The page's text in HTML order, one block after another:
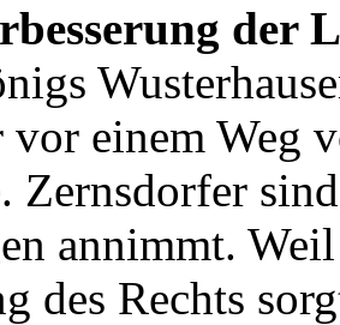
der
einem Weg
Zernsdorfer
annimmt.
des Rechts